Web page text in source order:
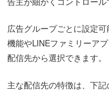
広告グループごとに設定
機能やLINEファミリーア
配信先から選択できます。
主な配信先の特徴は、下記